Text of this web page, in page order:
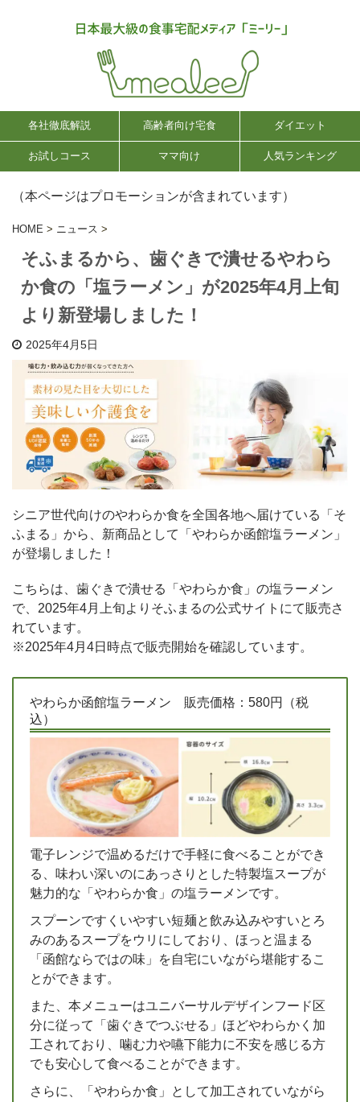
各社徹底解説 高齢者向け宅食 ダイエット
お試しコース ママ向け 人気ランキング
（本ページはプロモーションが含まれています）
HOME > ニュース >
そふまるから、歯ぐきで潰せるやわら
か食の「塩ラーメン」が2025年4月上旬
より新登場しました！
2025年4月5日
シニア世代向けのやわらか食を全国各地へ届けている「そ
ふまる」から、新商品として「やわらか函館塩ラーメン」
が登場しました！
こちらは、歯ぐきで潰せる「やわらか食」の塩ラーメン
で、2025年4月上旬よりそふまるの公式サイトにて販売さ
れています。
※2025年4月4日時点で販売開始を確認しています。
やわらか函館塩ラーメン 販売価格：580円（税
込）
電子レンジで温めるだけで手軽に食べることができ
る、味わい深いのにあっさりとした特製塩スープが
魅力的な「やわらか食」の塩ラーメンです。
スプーンですくいやすい短麺と飲み込みやすいとろ
みのあるスープをウリにしており、ほっと温まる
「函館ならではの味」を自宅にいながら堪能するこ
とができます。
また、本メニューはユニバーサルデザインフード区
分に従って「歯ぐきでつぶせる」ほどやわらかく加
工されており、噛む力や嚥下能力に不安を感じる方
でも安心して食べることができます。
さらに、「やわらか食」として加工されていながら